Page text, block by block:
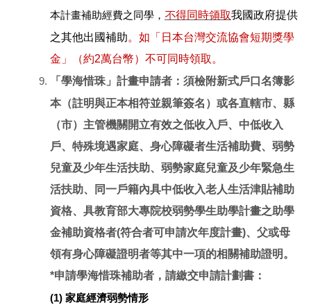
本計畫補助經費之同學， 不得同時領取我國政府提供
之其他出國補助。如「日本台灣交流協會短期獎學
金」（約2萬台幣）不可同時領取。
「學海惜珠」計畫申請者：須檢附新式戶口名簿影
本（註明與正本相符並親筆簽名）或各直轄市、縣
（市）主管機關開立有效之低收入戶、中低收入
戶、特殊境遇家庭、身心障礙者生活補助費、弱勢
兒童及少年生活扶助、弱勢家庭兒童及少年緊急生
活扶助、同一戶籍內具中低收入老人生活津貼補助
資格、具教育部大專院校弱勢學生助學計畫之助學
金補助資格者(符合者可申請次年度計畫)、父或母
領有身心障礙證明者等其中一項的相關補助證明。
*申請學海惜珠補助者，請繳交申請計劃書：
(1) 家庭經濟弱勢情形